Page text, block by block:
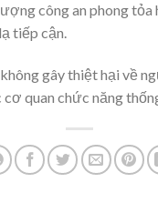
công an phong
tiếp cận.
gây thiệt hại về
quan chức năng